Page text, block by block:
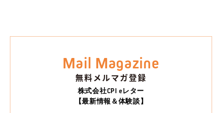
Mail Magazine
無料メルマガ登録
株式会社CPI eレター
【最新情報＆体験談】